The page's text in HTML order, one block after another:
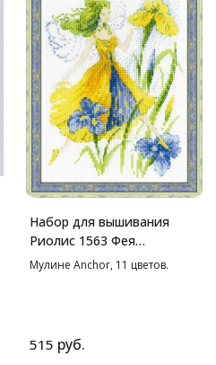
Набор для вышивания
Риолис 1563 Фея
солнечного дня, 15*20 см
Мулине Anchor, 11 цветов.
515 руб.